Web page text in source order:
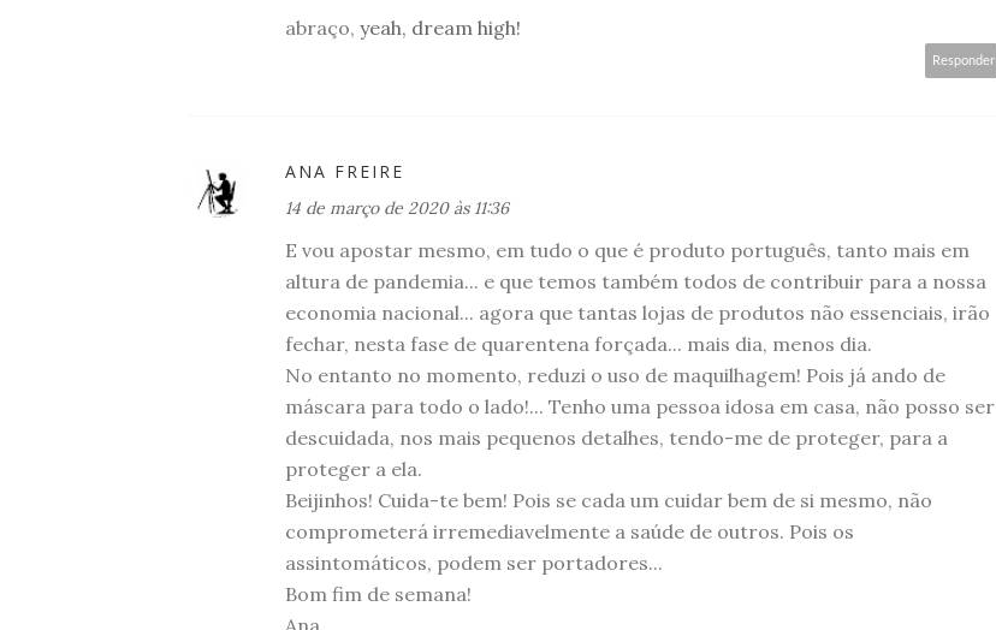
abraço, yeah, dream high!
Responder
ANA FREIRE
14 de março de 2020 às 11:36
E vou apostar mesmo, em tudo o que é produto português, tanto mais em
altura de pandemia... e que temos também todos de contribuir para a nossa
economia nacional... agora que tantas lojas de produtos não essenciais, irão
fechar, nesta fase de quarentena forçada... mais dia, menos dia.
No entanto no momento, reduzi o uso de maquilhagem! Pois já ando de
máscara para todo o lado!... Tenho uma pessoa idosa em casa, não posso ser
descuidada, nos mais pequenos detalhes, tendo-me de proteger, para a
proteger a ela.
Beijinhos! Cuida-te bem! Pois se cada um cuidar bem de si mesmo, não
comprometerá irremediavelmente a saúde de outros. Pois os
assintomáticos, podem ser portadores...
Bom fim de semana!
Ana